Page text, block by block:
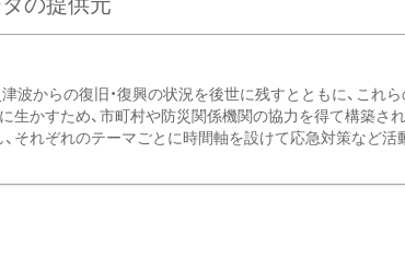
波からの復旧・復興の状況を後世に残すとともに、これ
生かすため、市町村や防災関係機関の協力を得て構築さ
それぞれのテーマごとに時間軸を設けて応急対策など活